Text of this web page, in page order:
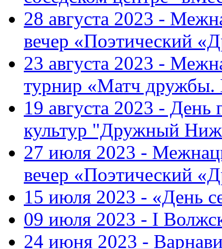
28 августа 2023 -
вечер «Поэтический
23 августа 2023 -
турнир «Матч
19 августа 2023 -
культур "Дружный
27 июля 2023 -
вечер «Поэтический
15 июля 2023 - «День
09 июля 2023 - I
24 июня 2023 -